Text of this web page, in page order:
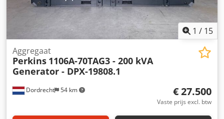
1 / 15
Dordrecht 54 km
Aggregaat
Perkins 1106A-70TAG3 - 200 kVA
Generator - DPX-19808.1
€ 27.500
Vaste prijs excl. btw